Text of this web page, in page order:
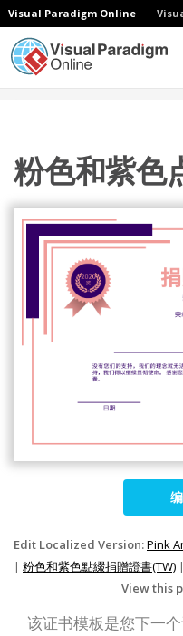
Visual Paradigm Online
粉色和紫色
Edit Localized Version:Pink
| 粉色和紫色點綴捐贈證書(TW) |
View this
该证书模板是您下一